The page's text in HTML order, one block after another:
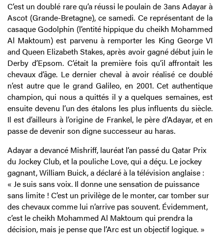
C’est un doublé rare qu’a réussi le poulain de 3ans Adayar à
Ascot (Grande-Bretagne), ce samedi. Ce représentant de la
casaque Godolphin (l’entité hippique du cheikh Mohammed
Al Maktoum) est parvenu à remporter les King George VI
and Queen Elizabeth Stakes, après avoir gagné début juin le
Derby d’Epsom. C’était la première fois qu’il affrontait les
chevaux d’âge. Le dernier cheval à avoir réalisé ce doublé
n’est autre que le grand Galileo, en 2001. Cet authentique
champion, qui nous a quittés il y a quelques semaines, est
ensuite devenu l’un des étalons les plus influents du siècle.
Il est d’ailleurs à l’origine de Frankel, le père d’Adayar, et en
passe de devenir son digne successeur au haras.
Adayar a devancé Mishriff, lauréat l’an passé du Qatar Prix
du Jockey Club, et la pouliche Love, qui a déçu. Le jockey
gagnant, William Buick, a déclaré à la télévision anglaise :
« Je suis sans voix. Il donne une sensation de puissance
sans limite ! C’est un privilège de le monter, car tomber sur
des chevaux comme lui n’arrive pas souvent. Évidemment,
c’est le cheikh Mohammed Al Maktoum qui prendra la
décision, mais je pense que l’Arc est un objectif logique. »